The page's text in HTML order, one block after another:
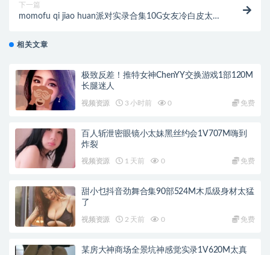
下一篇
momofu qi jiao huan派对实录合集10G女友冷白皮太绝
相关文章
极致反差！推特女神ChenYY交换游戏1部120M
长腿迷人
视频资源 3 小时前 0 免费
百人斩泄密眼镜小太妹黑丝约会1V707M嗨到
炸裂
视频资源 1 天前 0 免费
甜小乜抖音劲舞合集90部524M木瓜级身材太猛
了
视频资源 2 天前 0 免费
某房大神商场全景坑神感觉实录1V620M太真